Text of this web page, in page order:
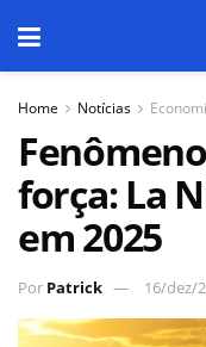
Home Notícias
força: La
em 2025
Por Patrick 16/dez/